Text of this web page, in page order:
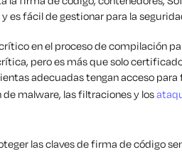
es fácil de gestionar para la
en el proceso de compilación
pero es más que solo
adecuadas tengan acceso
malware, las filtraciones y los
las claves de firma de código